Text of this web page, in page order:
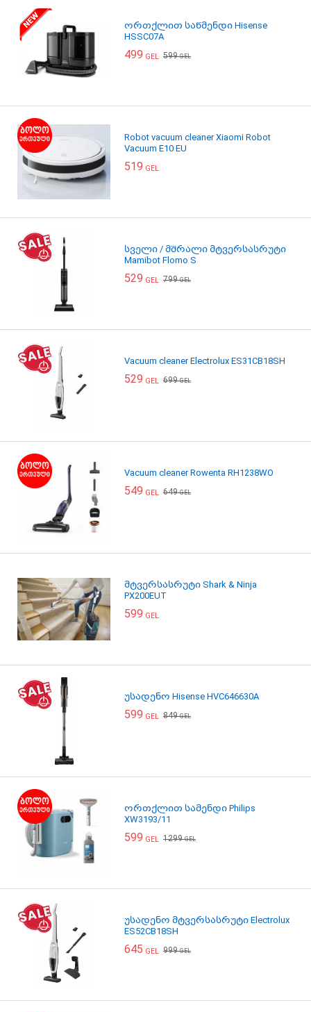
ორთქლით საწმენდი Hisense
HSSC07A
499 GEL 599GEL
Robot vacuum cleaner Xiaomi Robot
Vacuum E10 EU
519 GEL
სველი / მშრალი მტვერსასრუტი
Mamibot Flomo S
529 GEL 799GEL
Vacuum cleaner Electrolux ES31CB18SH
529 GEL 699GEL
Vacuum cleaner Rowenta RH1238WO
549 GEL 649GEL
მტვერსასრუტი Shark & Ninja
PX200EUT
599 GEL
უსადენო Hisense HVC646630A
599 GEL 849GEL
ორთქლით სამენდი Philips
XW3193/11
599 GEL 1299GEL
უსადენო მტვერსასრუტი Electrolux
ES52CB18SH
645 GEL 999GEL